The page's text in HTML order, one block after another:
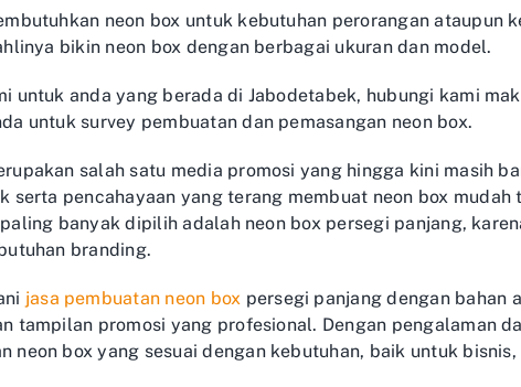
neon box untuk kebutuhan perorangan ataupun
bikin neon box dengan berbagai ukuran dan model.
untuk anda yang berada di Jabodetabek, hubungi kami
untuk survey pembuatan dan pemasangan neon box.
salah satu media promosi yang hingga kini masih
serta pencahayaan yang terang membuat neon box
banyak dipilih adalah neon box persegi panjang,
branding.
jasa pembuatan neon box persegi panjang dengan bahan
tampilan promosi yang profesional. Dengan pengalaman
neon box yang sesuai dengan kebutuhan, baik untuk